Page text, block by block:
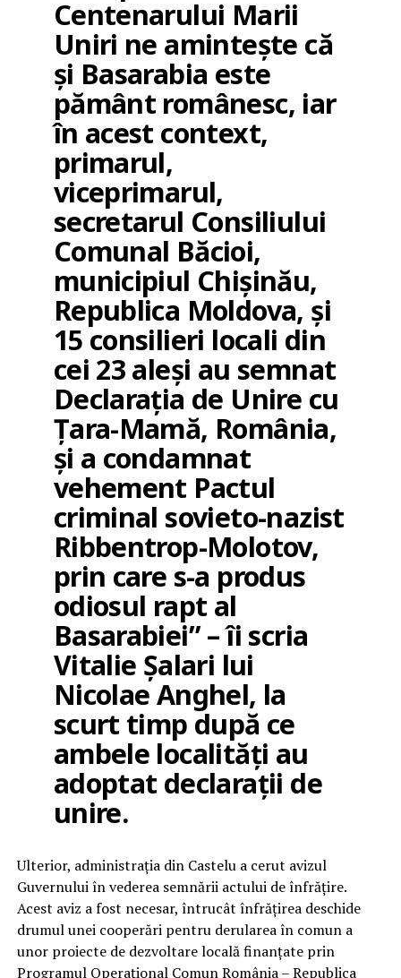
Centenarului Marii
Uniri ne amintește că
și Basarabia este
pământ românesc, iar
în acest context,
primarul,
viceprimarul,
secretarul Consiliului
Comunal Băcioi,
municipiul Chișinău,
Republica Moldova, și
15 consilieri locali din
cei 23 aleși au semnat
Declarația de Unire cu
Țara-Mamă, România,
și a condamnat
vehement Pactul
criminal sovieto-nazist
Ribbentrop-Molotov,
prin care s-a produs
odiosul rapt al
Basarabiei” – îi scria
Vitalie Șalari lui
Nicolae Anghel, la
scurt timp după ce
ambele localități au
adoptat declarații de
unire.
Ulterior, administrația din Castelu a cerut avizul
Guvernului în vederea semnării actului de înfrățire.
Acest aviz a fost necesar, întrucât înfrățirea deschide
drumul unei cooperări pentru derularea în comun a
unor proiecte de dezvoltare locală finanțate prin
Programul Operațional Comun România – Republica